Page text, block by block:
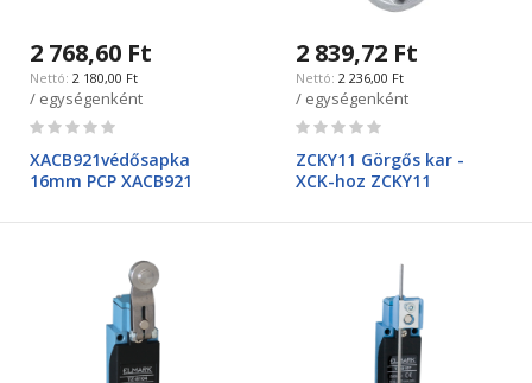
2 768,60 Ft
2 180,00 Ft
/ egységenként
Rating:
XACB921védősapka
16mm PCP XACB921
2 839,72 Ft
2 236,00 Ft
/ egységenként
Rating:
ZCKY11 Görgős kar -
XCK-hoz ZCKY11